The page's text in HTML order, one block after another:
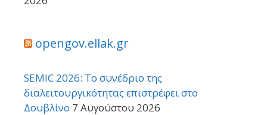
opengov.ellak.gr
SEMIC 2026: Το συνέδριο της
διαλειτουργικότητας επιστρέφει στο
Δουβλίνο 7 Αυγούστου 2026